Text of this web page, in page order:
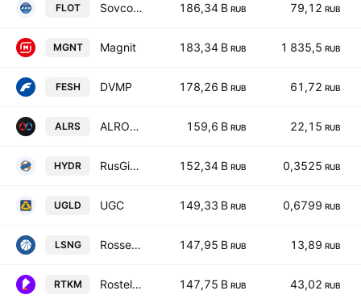
FLOT Sovcomflot 186,34 B RUB 79,12 RUB
MGNT Magnit 183,34 B RUB 1 835,5 RUB
FESH DVMP 178,26 B RUB 61,72 RUB
ALRS ALROSA 159,6 B RUB 22,15 RUB
HYDR RusGidro 152,34 B RUB 0,3525 RUB
UGLD UGC 149,33 B RUB 0,6799 RUB
LSNG Rosseti LenEnrg 147,95 B RUB 13,89 RUB
RTKM Rostelecom 147,75 B RUB 43,02 RUB